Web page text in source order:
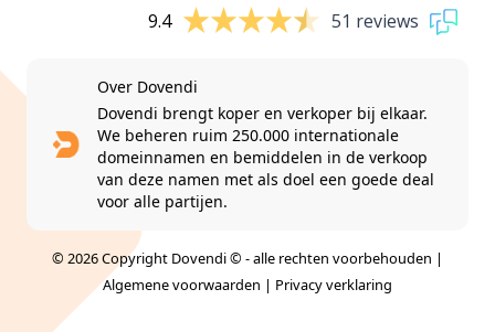
9.4 51 reviews
Over Dovendi
Dovendi brengt koper en verkoper bij elkaar.
We beheren ruim 250.000 internationale
domeinnamen en bemiddelen in de verkoop
van deze namen met als doel een goede deal
voor alle partijen.
© 2026 Copyright Dovendi © - alle rechten voorbehouden |
Algemene voorwaarden | Privacy verklaring